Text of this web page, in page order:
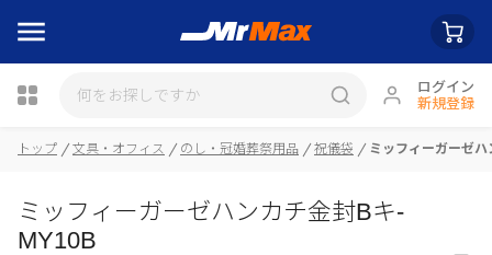
ログイン
新規登録
瓶詰
トップ 文具・オフィス のし・冠婚葬祭用品 祝儀袋 ミッフィーガーゼ
ミッフィーガーゼハンカチ金封Bキ-
MY10B